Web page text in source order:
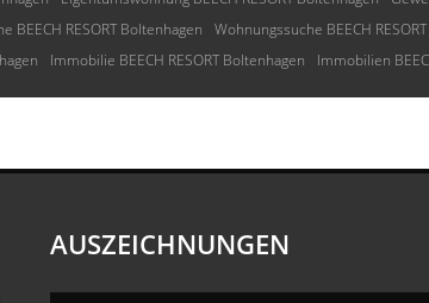
BEECH RESORT Boltenhagen Wohnungssuche BEECH
Immobilie BEECH RESORT Boltenhagen Immobilien
AUSZEICHNUNGEN